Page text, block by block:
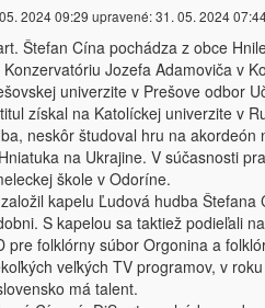
2024 09:29 upravené:31. 05. 2024
Štefan Cína pochádza z obce
Jozefa Adamoviča v
univerzite v Prešove odbor
získal na Katolíckej univerzite v
neskôr študoval hru na akordeón
na Ukrajine. V súčasnosti
škole v Odoríne.
kapelu Ľudová hudba
S kapelou sa taktiež podieľali
pre folklórny súbor Orgonina a
veľkých TV programov, v
má talent.